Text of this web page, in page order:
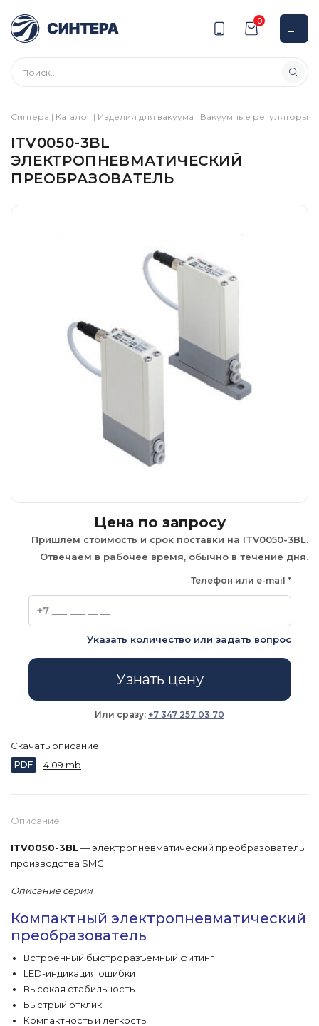
0
Синтера | Каталог | Изделия для вакуума | Вакуумные регуляторы
ITV0050-3BL
ЭЛЕКТРОПНЕВМАТИЧЕСКИЙ
ПРЕОБРАЗОВАТЕЛЬ
Описание
ITV0050-3BL— электропневматический преобразователь
производства SMC.
Описание серии
Компактный электропневматический
преобразователь
Встроенный быстроразъемный фитинг
LED-индикация ошибки
Высокая стабильность
Быстрый отклик
Компактность и легкость
Цена по запросу
Пришлём стоимость и срок поставки на ITV0050-3BL.
Отвечаем в рабочее время, обычно в течение дня.
Телефон или e-mail *
Указать количество или задать вопрос
Узнать цену
Или сразу: +7 347 257 03 70
Скачать описание
PDF 4.09 mb